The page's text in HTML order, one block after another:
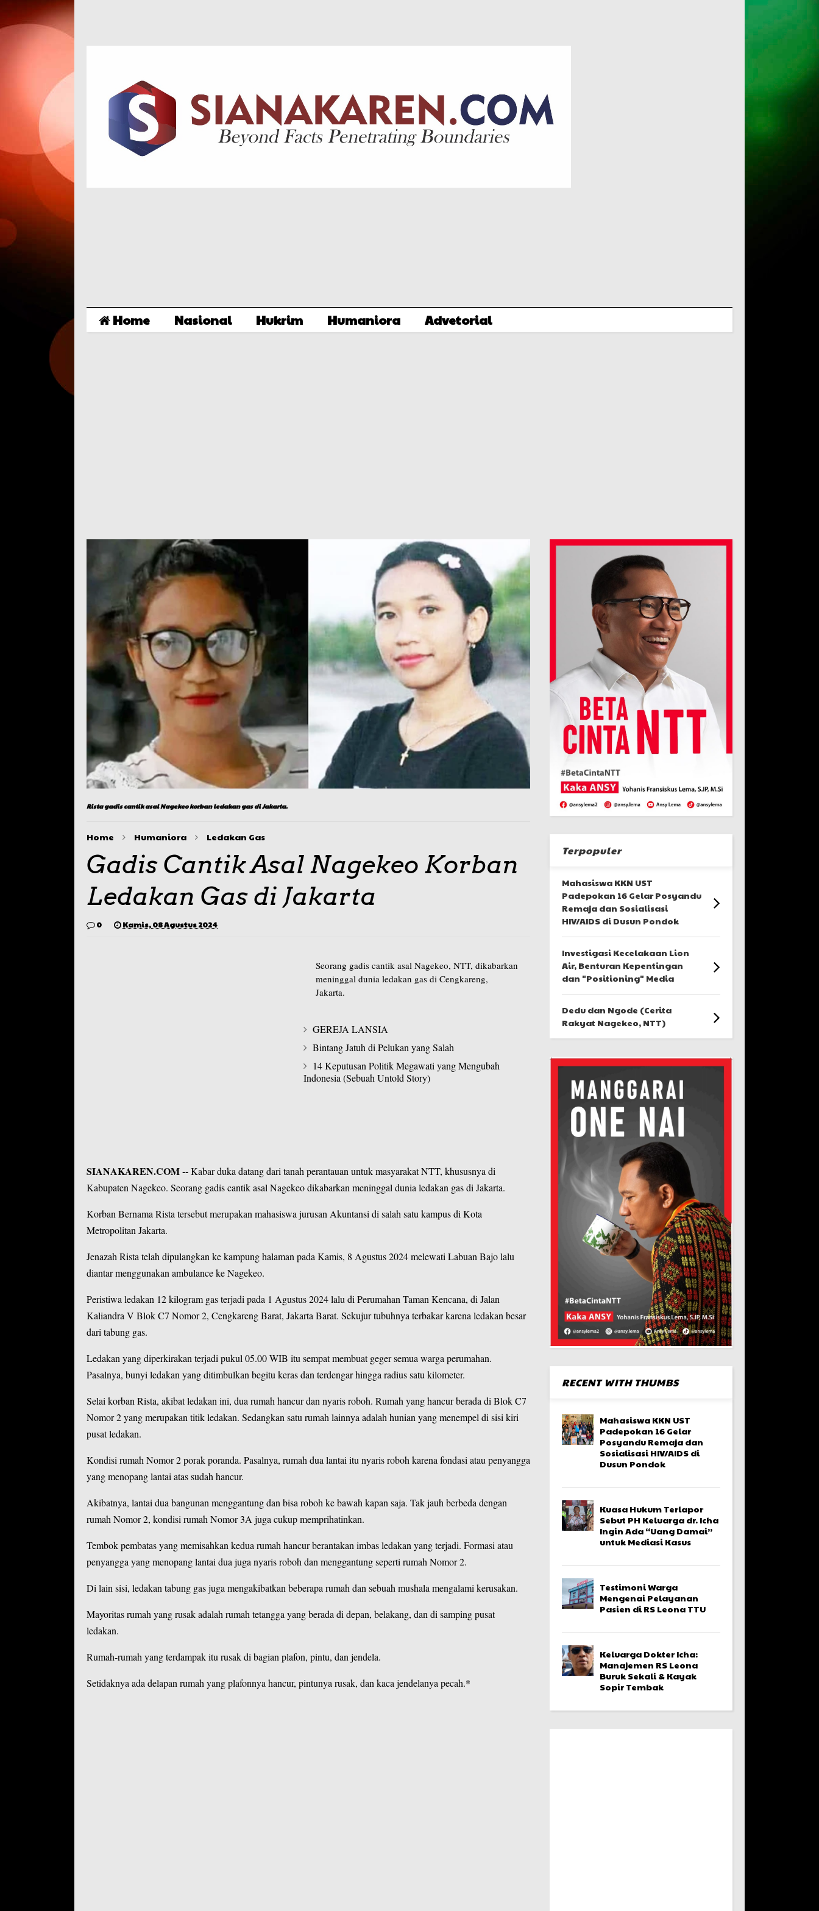
Home Nasional Hukrim Humaniora Advetorial
Rista gadis cantik asal Nagekeo korban ledakan gas di Jakarta.
Home Humaniora Ledakan Gas
Gadis Cantik Asal Nagekeo Korban
Ledakan Gas di Jakarta
0 Kamis, 08 Agustus 2024
Seorang gadis cantik asal Nagekeo, NTT, dikabarkan
meninggal dunia ledakan gas di Cengkareng,
Jakarta.
GEREJA LANSIA
Bintang Jatuh di Pelukan yang Salah
14 Keputusan Politik Megawati yang Mengubah
Indonesia (Sebuah Untold Story)
SIANAKAREN.COM--Kabar duka datang dari tanah perantauan untuk masyarakatNTT, khususnya di
Kabupaten Nagekeo. Seorang gadis cantik asal Nagekeo dikabarkan meninggal dunia ledakan gas di Jakarta.
Korban Bernama Rista tersebut merupakan mahasiswa jurusan Akuntansi di salah satu kampus di Kota
Metropolitan Jakarta.
Jenazah Rista telah dipulangkan ke kampung halaman pada Kamis, 8 Agustus 2024 melewati Labuan Bajo lalu
diantar menggunakan ambulance ke Nagekeo.
Peristiwa ledakan 12 kilogram gas terjadi pada 1 Agustus 2024 lalu di Perumahan Taman Kencana, di Jalan
Kaliandra V Blok C7 Nomor 2, Cengkareng Barat, Jakarta Barat. Sekujur tubuhnya terbakar karena ledakan besar
dari tabung gas.
Ledakan yang diperkirakan terjadi pukul 05.00 WIB itu sempat membuat geger semua warga perumahan.
Pasalnya, bunyi ledakan yang ditimbulkan begitu keras dan terdengar hingga radius satu kilometer.
Selai korban Rista, akibat ledakan ini, dua rumah hancur dan nyaris roboh. Rumah yang hancur berada di Blok C7
Nomor 2 yang merupakan titik ledakan. Sedangkan satu rumah lainnya adalah hunian yang menempel di sisi kiri
pusat ledakan.
Kondisi rumah Nomor 2 porak poranda. Pasalnya, rumah dua lantai itu nyaris roboh karena fondasi atau penyangga
yang menopang lantai atas sudah hancur.
Akibatnya, lantai dua bangunan menggantung dan bisa roboh ke bawah kapan saja. Tak jauh berbeda dengan
rumah Nomor 2, kondisi rumah Nomor 3A juga cukup memprihatinkan.
Tembok pembatas yang memisahkan kedua rumah hancur berantakan imbas ledakan yang terjadi. Formasi atau
penyangga yang menopang lantai dua juga nyaris roboh dan menggantung seperti rumah Nomor 2.
Di lain sisi, ledakan tabung gas juga mengakibatkan beberapa rumah dan sebuah mushala mengalami kerusakan.
Mayoritas rumah yang rusak adalah rumah tetangga yang berada di depan, belakang, dan di samping pusat
ledakan.
Rumah-rumah yang terdampak itu rusak di bagian plafon, pintu, dan jendela.
Setidaknya ada delapan rumah yang plafonnya hancur, pintunya rusak, dan kaca jendelanya pecah.*
Terpopuler
Mahasiswa KKN UST
Padepokan 16 Gelar Posyandu
Remaja dan Sosialisasi
HIV/AIDS di Dusun Pondok
Investigasi Kecelakaan Lion
Air, Benturan Kepentingan
dan "Positioning" Media
Dedu dan Ngode (Cerita
Rakyat Nagekeo, NTT)
RECENT WITH THUMBS
Mahasiswa KKN UST
Padepokan 16 Gelar
Posyandu Remaja dan
Sosialisasi HIV/AIDS di
Dusun Pondok
Kuasa Hukum Terlapor
Sebut PH Keluarga dr. Icha
Ingin Ada “Uang Damai”
untuk Mediasi Kasus
Testimoni Warga
Mengenai Pelayanan
Pasien di RS Leona TTU
Keluarga Dokter Icha:
Manajemen RS Leona
Buruk Sekali & Kayak
Sopir Tembak